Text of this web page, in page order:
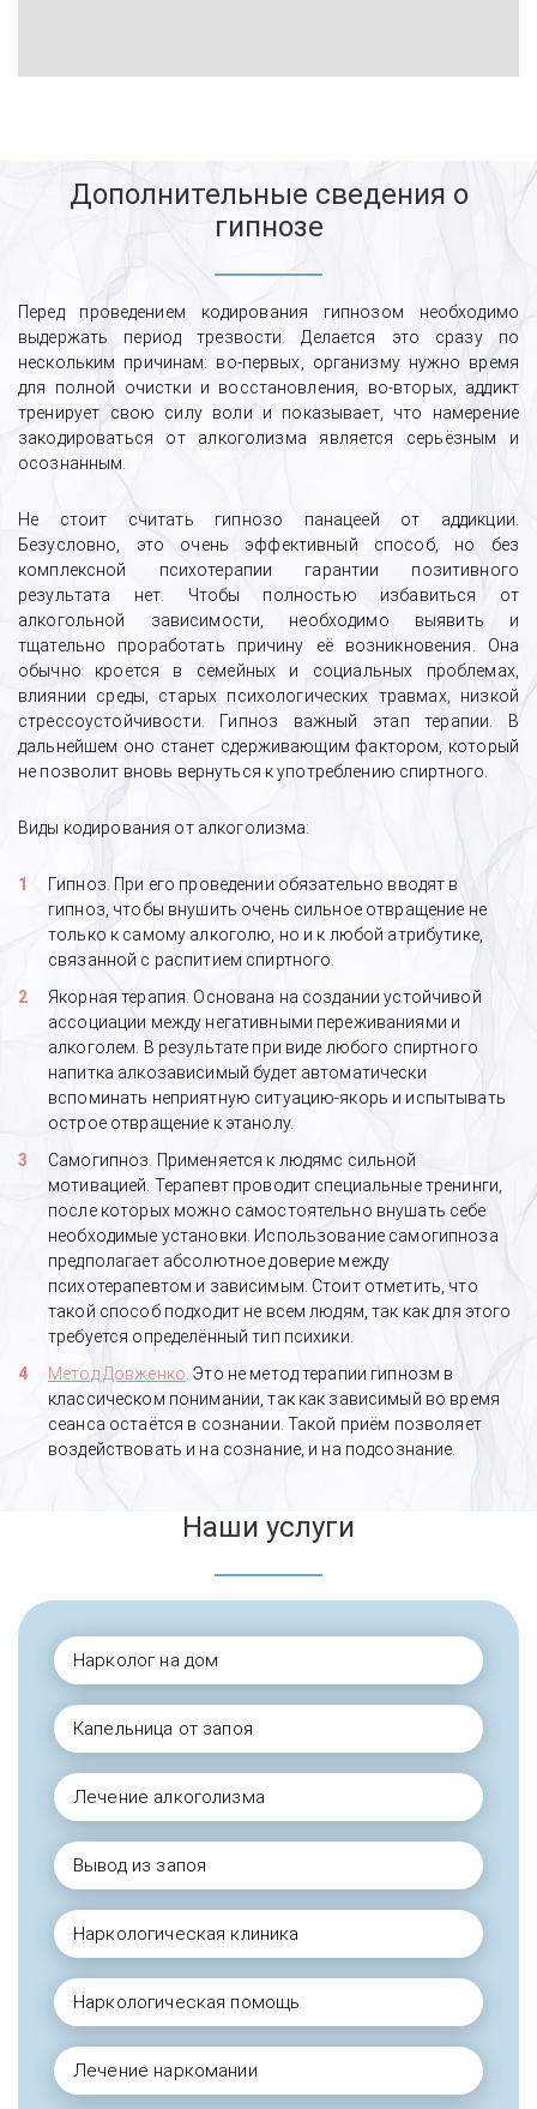
Дополнительные сведения о
гипнозе
Перед проведением кодирования гипнозом необходимо
выдержать период трезвости. Делается это сразу по
нескольким причинам: во-первых, организму нужно время
для полной очистки и восстановления, во-вторых, аддикт
тренирует свою силу воли и показывает, что намерение
закодироваться от алкоголизма является серьёзным и
осознанным.
Не стоит считать гипнозо панацеей от аддикции.
Безусловно, это очень эффективный способ, но без
комплексной психотерапии гарантии позитивного
результата нет. Чтобы полностью избавиться от
алкогольной зависимости, необходимо выявить и
тщательно проработать причину её возникновения. Она
обычно кроется в семейных и социальных проблемах,
влиянии среды, старых психологических травмах, низкой
стрессоустойчивости. Гипноз важный этап терапии. В
дальнейшем оно станет сдерживающим фактором, который
не позволит вновь вернуться к употреблению спиртного.
Виды кодирования от алкоголизма:
Гипноз. При его проведении обязательно вводят в
гипноз, чтобы внушить очень сильное отвращение не
только к самому алкоголю, но и к любой атрибутике,
связанной с распитием спиртного.
Якорная терапия. Основана на создании устойчивой
ассоциации между негативными переживаниями и
алкоголем. В результате при виде любого спиртного
напитка алкозависимый будет автоматически
вспоминать неприятную ситуацию-якорь и испытывать
острое отвращение к этанолу.
Самогипноз. Применяется к людямс сильной
мотивацией. Терапевт проводит специальные тренинги,
после которых можно самостоятельно внушать себе
необходимые установки. Использование самогипноза
предполагает абсолютное доверие между
психотерапевтом и зависимым. Стоит отметить, что
такой способ подходит не всем людям, так как для этого
требуется определённый тип психики.
Метод Довженко . Это не метод терапии гипнозм в
классическом понимании, так как зависимый во время
сеанса остаётся в сознании. Такой приём позволяет
воздействовать и на сознание, и на подсознание.
Наши услуги
Нарколог на дом
Капельница от запоя
Лечение алкоголизма
Вывод из запоя
Наркологическая клиника
Наркологическая помощь
Лечение наркомании